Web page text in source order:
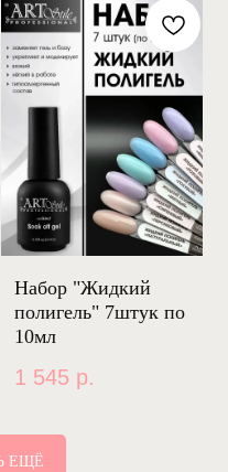
Набор "Жидкий
полигель" 7штук по
10мл
1 545 р.
ЕЩЁ